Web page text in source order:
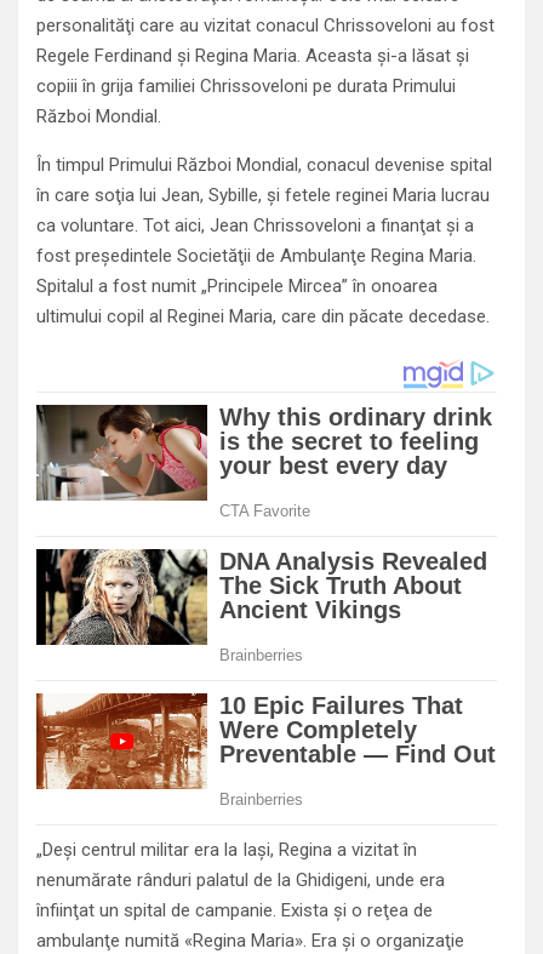
personalităţi care au vizitat conacul Chrissoveloni au fost
Regele Ferdinand şi Regina Maria. Aceasta şi-a lăsat şi
copiii în grija familiei Chrissoveloni pe durata Primului
Război Mondial.
În timpul Primului Război Mondial, conacul devenise spital
în care soţia lui Jean, Sybille, şi fetele reginei Maria lucrau
ca voluntare. Tot aici, Jean Chrissoveloni a finanţat şi a
fost preşedintele Societăţii de Ambulanţe Regina Maria.
Spitalul a fost numit „Principele Mircea” în onoarea
ultimului copil al Reginei Maria, care din păcate decedase.
„Deşi centrul militar era la Iaşi, Regina a vizitat în
nenumărate rânduri palatul de la Ghidigeni, unde era
înfiinţat un spital de campanie. Exista şi o reţea de
ambulanţe numită «Regina Maria». Era şi o organizaţie